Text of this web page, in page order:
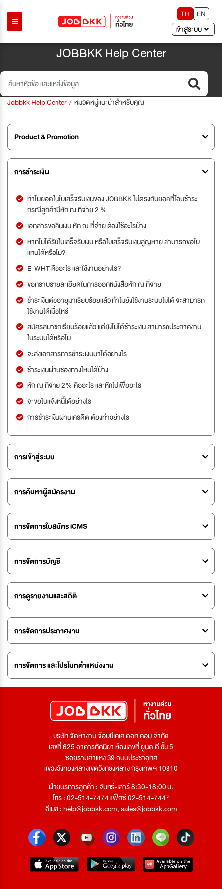
TH
EN
เข้าสู่ระบบ
JOBBKK Help Center
Jobbkk Help Center หมวดหมู่แนะนำสำหรับคุณ
Product & Promotion
การชำระเงิน
ทำไมยอดในใบเสร็จรับเงินของ JOBBKK ไม่ตรงกับยอดที่โอนชำระ
กรณีลูกค้ามีหัก ณ ที่จ่าย 2 %
เอกสารขอคืนเงิน หัก ณ ที่จ่าย ต้องใช้อะไรบ้าง
หากไม่ได้รับใบเสร็จรับเงิน หรือใบเสร็จรับเงินสูญหาย สามารถขอใบ
แทนได้หรือไม่?
E-WHT คืออะไร และใช้งานอย่างไร?
ขอทราบรายละเอียดในการออกหนังสือหัก ณ ที่จ่าย
ชำระเงินต่ออายุมาเรียบร้อยแล้ว ทำไมยังใช้งานระบบไม่ได้ จะสามารถ
ใช้งานได้เมื่อไหร่
สมัครสมาชิกเรียบร้อยแล้ว แต่ยังไม่ได้ชำระเงิน สามารถประกาศงาน
ในระบบได้หรือไม่
จะส่งเอกสารการชำระเงินมาได้อย่างไร
ชำระเงินผ่านช่องทางไหนได้บ้าง
หัก ณ ที่จ่าย 2% คืออะไร และหักไปเพื่ออะไร
จะขอใบแจ้งหนี้ได้อย่างไร
การชำระเงินผ่านเครดิต ต้องทำอย่างไร
การเข้าสู่ระบบ
การค้นหาผู้สมัครงาน
การจัดการใบสมัคร iCMS
การจัดการบัญชี
การดูรายงานและสถิติ
การจัดการประกาศงาน
การจัดการ และโปรโมทตำแหน่งงาน
บริษัท จัดหางาน จ๊อบบีเคเค ดอท คอม จำกัด
เลขที่ 625 อาคารทัศนียา ห้องเลขที่ ยูนิต ดี ชั้น 5
ซอยรามคำแหง 39 ถนนประชาอุทิศ
แขวงวังทองหลางเขตวังทองหลาง กรุงเทพฯ 10310
ฝ่ายบริการลูกค้า : จันทร์-เสาร์ 8:30-18:00 น.
โทร : 02-514-7474 แฟ็กซ์ 02-514-7447
อีเมล :help@jobbkk.com,sales@jobbkk.com